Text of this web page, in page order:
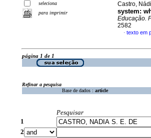
seleciona
para imprimir
Castro,
system:
Educação.
2582
· texto em
página 1 de 1
Refinar a pesquisa
Base de dados : article
Pesquisar
1
2